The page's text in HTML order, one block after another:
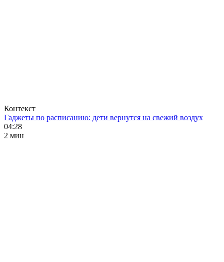
Контекст
Гаджеты по расписанию: дети вернутся на свежий воздух
04:28
2 мин